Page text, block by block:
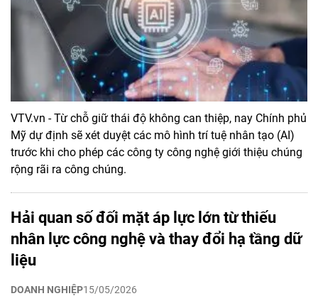
VTV.vn - Từ chỗ giữ thái độ không can thiệp, nay Chính phủ
Mỹ dự định sẽ xét duyệt các mô hình trí tuệ nhân tạo (AI)
trước khi cho phép các công ty công nghệ giới thiệu chúng
rộng rãi ra công chúng.
Hải quan số đối mặt áp lực lớn từ thiếu
nhân lực công nghệ và thay đổi hạ tầng dữ
liệu
DOANH NGHIỆP15/05/2026